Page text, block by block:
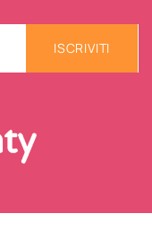
ISCRIVITI